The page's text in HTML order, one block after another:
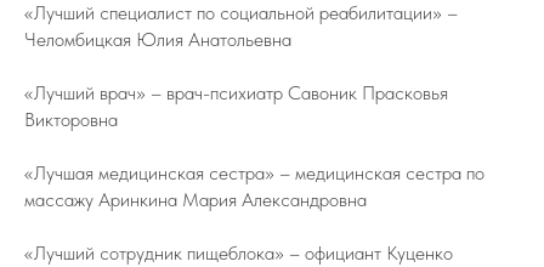
«Лучший специалист по социальной реабилитации» –
Челомбицкая Юлия Анатольевна
«Лучший врач» – врач-психиатр Савоник Прасковья
Викторовна
«Лучшая медицинская сестра» – медицинская сестра по
массажу Аринкина Мария Александровна
«Лучший сотрудник пищеблока» – официант Куценко